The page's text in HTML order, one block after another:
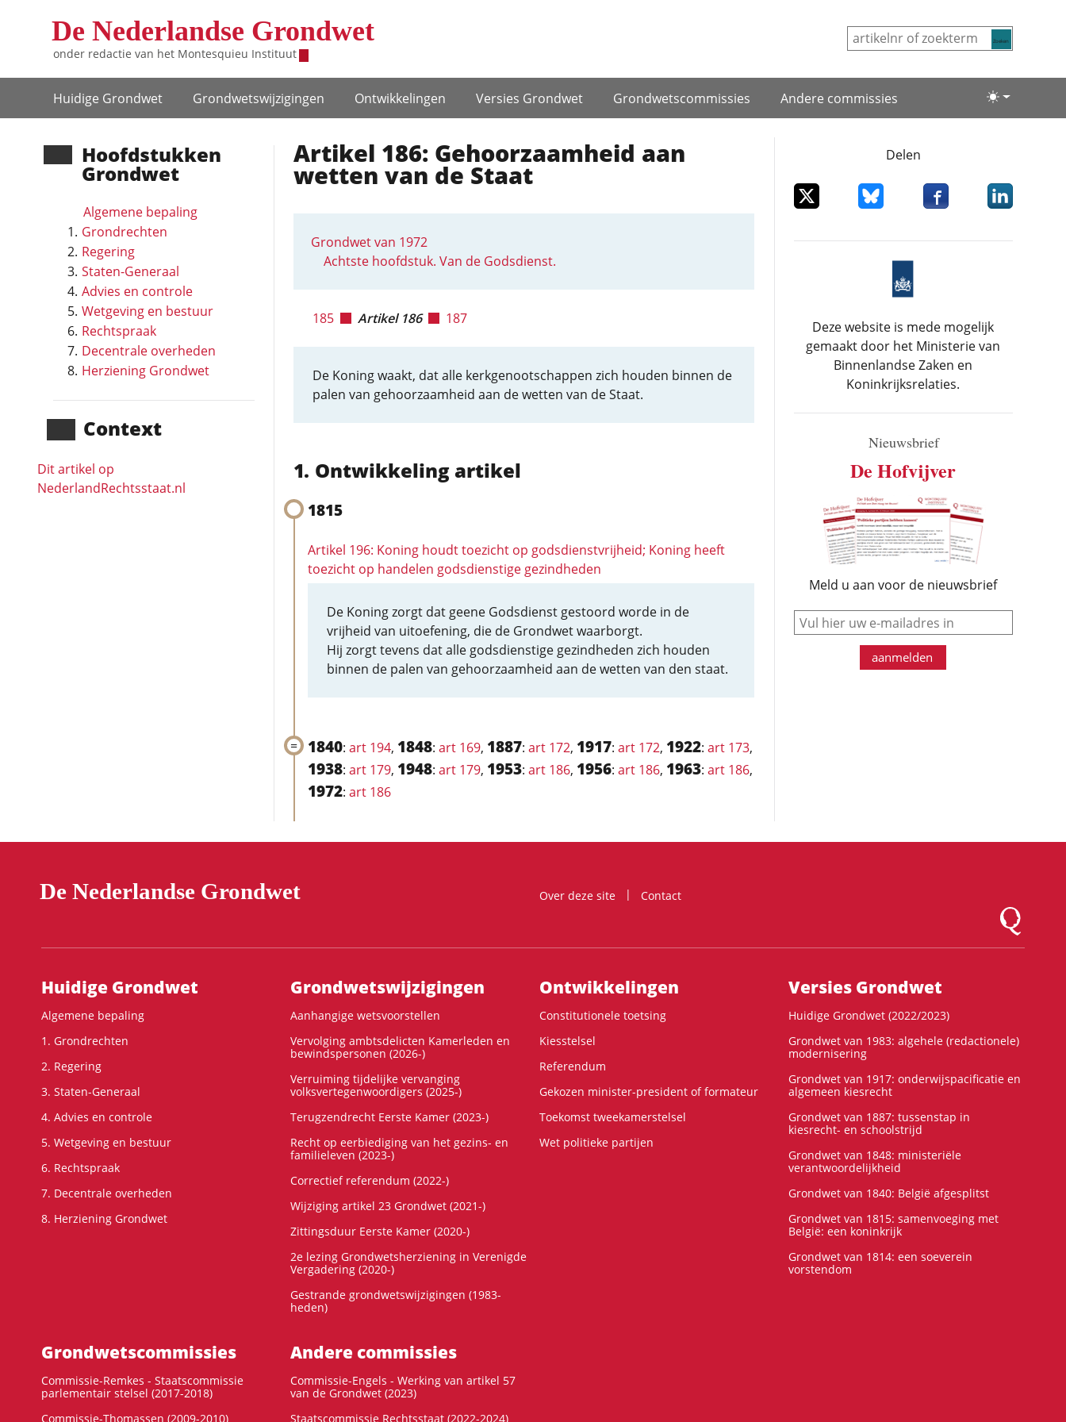
De Nederlandse Grondwet
onder redactie van het Montesquieu Instituut
Lichte/
Hoofdnavigatie
Huidige Grondwet Grondwets­wijzigingen Ontwikke­lingen Versies Grondwet Grondwets­commissies Andere commissies
Hoofd­stukken
Grondwet
Algemene bepaling
Grondrechten
Regering
Staten-Generaal
Advies en controle
Wetgeving en bestuur
Rechtspraak
Decentrale overheden
Herziening Grondwet
Context
Dit artikel op
NederlandRechts­staat.nl
Artikel 186: Gehoorzaamheid aan
wetten van de Staat
Grondwet van 1972
Achtste hoofdstuk. Van de Godsdienst.
185 Artikel 186 187
De Koning waakt, dat alle kerkgenootschappen zich houden binnen de
palen van gehoorzaamheid aan de wetten van de Staat.
Ontwikkeling artikel
1815
Artikel 196: Koning houdt toezicht op godsdienstvrijheid; Koning heeft
toezicht op handelen godsdienstige gezindheden
De Koning zorgt dat geene Godsdienst gestoord worde in de
vrijheid van uitoefening, die de Grondwet waarborgt.
Hij zorgt tevens dat alle godsdienstige gezindheden zich houden
binnen de palen van gehoorzaamheid aan de wetten van den staat.
1840: art 194, 1848: art 169, 1887: art 172, 1917: art 172, 1922: art 173,
1938: art 179, 1948: art 179, 1953: art 186, 1956: art 186, 1963: art 186,
1972: art 186
Delen
Deel dit item op XDeel dit item op Bluesky
Deel dit item op
Deel dit
Deze website is mede mogelijk
gemaakt door het Ministerie van
Binnenlandse Zaken en
Koninkrijksrelaties.
Nieuwsbrief
De Hofvijver
Meld u aan voor de nieuwsbrief
e-mail
aanmelden
De Nederlandse Grondwet Over deze site
Contact
Logo
Hoofdnavigatie
Huidige Grondwet
Algemene bepaling
1. Grondrechten
2. Regering
3. Staten-Generaal
4. Advies en controle
5. Wetgeving en bestuur
6. Rechtspraak
7. Decentrale overheden
8. Herziening Grondwet
Grondwets­wijzigingen
Aanhangige wetsvoorstellen
Vervolging ambtsdelicten Kamerleden en
bewindspersonen (2026-)
Verruiming tijdelijke vervanging
volksvertegenwoordigers (2025-)
Terugzendrecht Eerste Kamer (2023-)
Recht op eerbiediging van het gezins- en
familieleven (2023-)
Correctief referendum (2022-)
Wijziging artikel 23 Grondwet (2021-)
Zittingsduur Eerste Kamer (2020-)
2e lezing Grondwetsherziening in Verenigde
Vergadering (2020-)
Gestrande grondwetswijzigingen (1983-
heden)
Ontwikke­lingen
Constitutionele toetsing
Kiesstelsel
Referendum
Gekozen minister-president of formateur
Toekomst tweekamerstelsel
Wet politieke partijen
Versies Grondwet
Huidige Grondwet (2022/2023)
Grondwet van 1983: algehele (redactionele)
modernisering
Grondwet van 1917: onderwijspacificatie en
algemeen kiesrecht
Grondwet van 1887: tussenstap in
kiesrecht- en schoolstrijd
Grondwet van 1848: ministeriële
verantwoordelijkheid
Grondwet van 1840: België afgesplitst
Grondwet van 1815: samenvoeging met
België: een koninkrijk
Grondwet van 1814: een soeverein
vorstendom
Grondwets­commissies
Commissie-Remkes - Staatscommissie
parlementair stelsel (2017-2018)
Commissie-Thomassen (2009-2010)
Andere commissies
Commissie-Engels - Werking van artikel 57
van de Grondwet (2023)
Staatscommissie Rechtsstaat (2022-2024)